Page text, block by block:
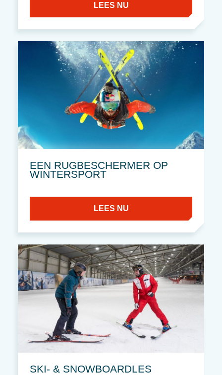
LEES NU
EEN RUGBESCHERMER OP
WINTERSPORT
LEES NU
SKI- & SNOWBOARDLES